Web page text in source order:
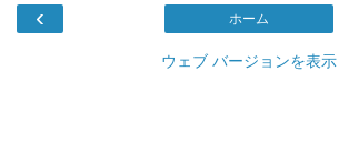
‹ ホーム
ウェブ バージョンを表示